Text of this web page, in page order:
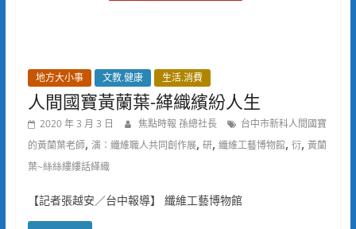
地方大小事 文教.健康 生活.消費
人間國寶黃蘭葉-緙織繽紛人生
2020 年 3 月 3 日 焦點時報 孫總社長
台中市新科人間國寶
的黃蘭葉老師, 演：纖維職人共同創作展, 研, 纖維工藝博物館, 衍, 黃蘭
葉~絲絲縷縷話緙織
【記者張越安／台中報導】 纖維工藝博物館